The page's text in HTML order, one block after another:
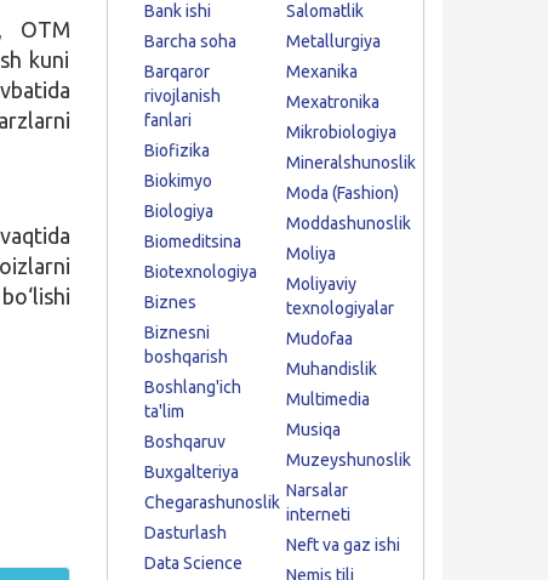
OTM
kuni
Bank ishi
Barcha soha
Barqaror
rivojlanish
fanlari
Biofizika
Biokimyo
Biologiya
Biomeditsina
Biotexnologiya
Biznes
Biznesni
boshqarish
Boshlang'ich
ta'lim
Boshqaruv
Buxgalteriya
Chegarashunoslik
Dasturlash
Data Science
Salomatlik
Metallurgiya
Mexanika
Mexatronika
Mikrobiologiya
Mineralshunoslik
Moda (Fashion)
Moddashunoslik
Moliya
Moliyaviy
texnologiyalar
Mudofaa
Muhandislik
Multimedia
Musiqa
Muzeyshunoslik
Narsalar
interneti
Neft va gaz ishi
Nemis tili